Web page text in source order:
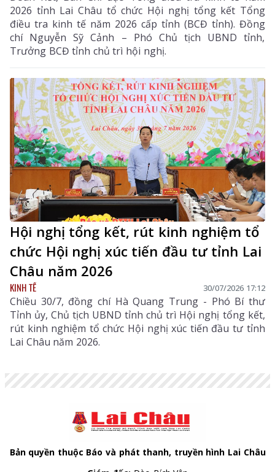
2026 tỉnh Lai Châu tổ chức Hội nghị tổng kết Tổng
điều tra kinh tế năm 2026 cấp tỉnh (BCĐ tỉnh). Đồng
chí Nguyễn Sỹ Cảnh – Phó Chủ tịch UBND tỉnh,
Trưởng BCĐ tỉnh chủ trì hội nghị.
Hội nghị tổng kết, rút kinh nghiệm tổ
chức Hội nghị xúc tiến đầu tư tỉnh Lai
Châu năm 2026
KINH TẾ 30/07/2026 17:12
Chiều 30/7, đồng chí Hà Quang Trung - Phó Bí thư
Tỉnh ủy, Chủ tịch UBND tỉnh chủ trì Hội nghị tổng kết,
rút kinh nghiệm tổ chức Hội nghị xúc tiến đầu tư tỉnh
Lai Châu năm 2026.
Bản quyền thuộc Báo và phát thanh, truyền hình Lai Châu